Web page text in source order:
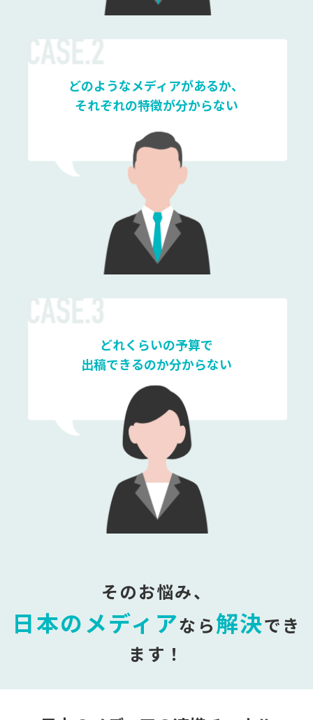
どのようなメディアがあるか、
それぞれの特徴が分からない
どれくらいの予算で
出稿できるのか分からない
そのお悩み、
日本のメディアなら解決でき
ます！